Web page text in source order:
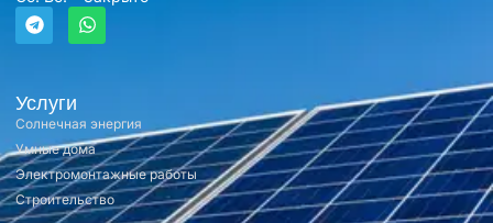
Услуги
Солнечная энергия
Умные дома
Электромонтажные работы
Строительство